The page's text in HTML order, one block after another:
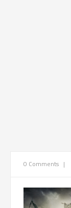
0 Comments |